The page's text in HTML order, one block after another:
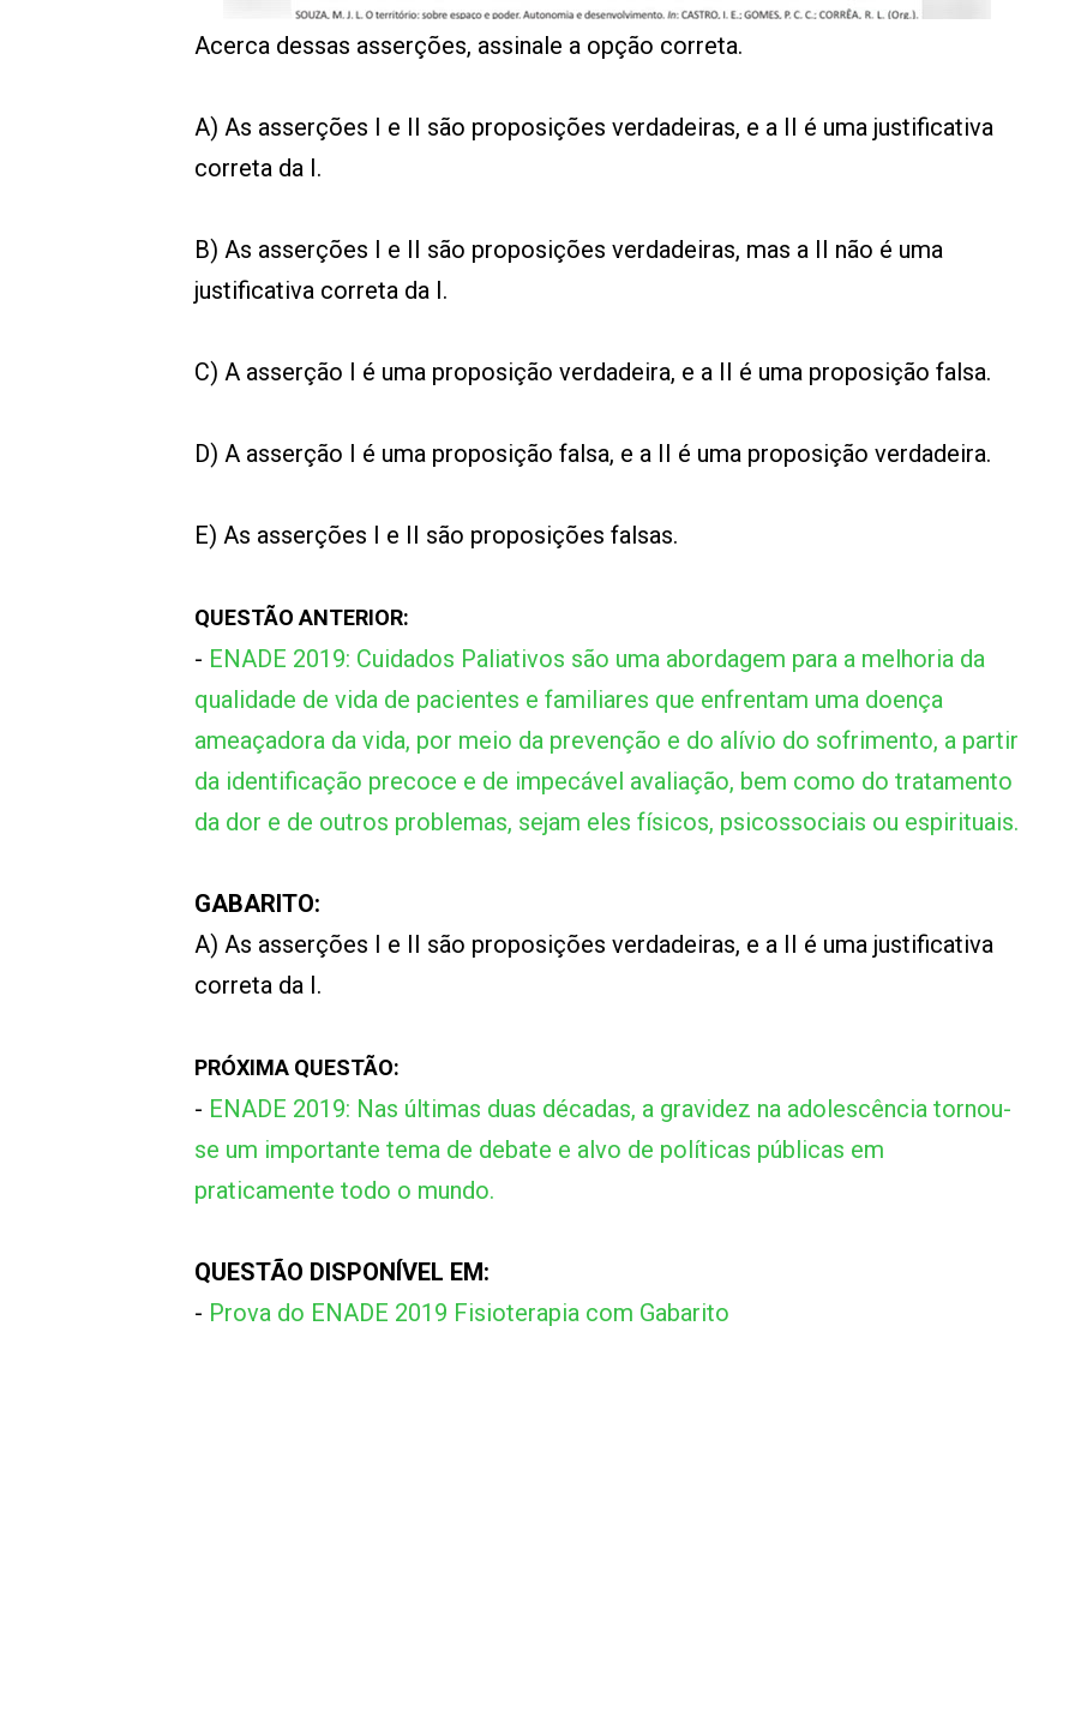
Acerca dessas asserções, assinale a opção correta.
A) As asserções I e II são proposições verdadeiras, e a II é uma justificativa
correta da I.
B) As asserções I e II são proposições verdadeiras, mas a II não é uma
justificativa correta da I.
C) A asserção I é uma proposição verdadeira, e a II é uma proposição falsa.
D) A asserção I é uma proposição falsa, e a II é uma proposição verdadeira.
E) As asserções I e II são proposições falsas.
QUESTÃO ANTERIOR:
- ENADE 2019: Cuidados Paliativos são uma abordagem para a melhoria da
qualidade de vida de pacientes e familiares que enfrentam uma doença
ameaçadora da vida, por meio da prevenção e do alívio do sofrimento, a partir
da identificação precoce e de impecável avaliação, bem como do tratamento
da dor e de outros problemas, sejam eles físicos, psicossociais ou espirituais.
GABARITO:
A) As asserções I e II são proposições verdadeiras, e a II é uma justificativa
correta da I.
PRÓXIMA QUESTÃO:
- ENADE 2019: Nas últimas duas décadas, a gravidez na adolescência tornou-
se um importante tema de debate e alvo de políticas públicas em
praticamente todo o mundo.
QUESTÃO DISPONÍVEL EM:
- Prova do ENADE 2019 Fisioterapia com Gabarito